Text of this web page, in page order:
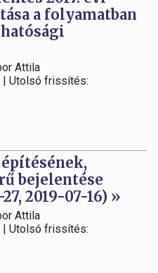
a folyamatban
Attila
| Utolsó frissítés:
bejelentése
2019-07-16) »
Attila
| Utolsó frissítés: